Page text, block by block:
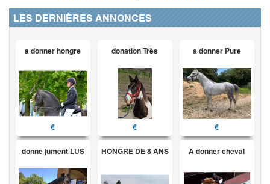
LES DERNIÈRES ANNONCES
a donner hongre
€
donation Très
€
a donner Pure
€
donne jument LUS HONGRE DE 8 ANS A donner cheval